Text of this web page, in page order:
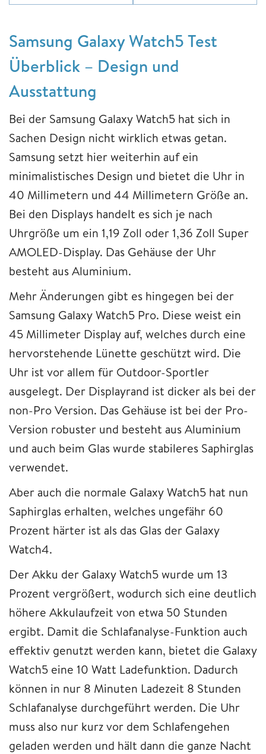
Samsung Galaxy Watch5 Test
Überblick – Design und
Ausstattung
Bei der Samsung Galaxy Watch5 hat sich in
Sachen Design nicht wirklich etwas getan.
Samsung setzt hier weiterhin auf ein
minimalistisches Design und bietet die Uhr in
40 Millimetern und 44 Millimetern Größe an.
Bei den Displays handelt es sich je nach
Uhrgröße um ein 1,19 Zoll oder 1,36 Zoll Super
AMOLED-Display. Das Gehäuse der Uhr
besteht aus Aluminium.
Mehr Änderungen gibt es hingegen bei der
Samsung Galaxy Watch5 Pro. Diese weist ein
45 Millimeter Display auf, welches durch eine
hervorstehende Lünette geschützt wird. Die
Uhr ist vor allem für Outdoor-Sportler
ausgelegt. Der Displayrand ist dicker als bei der
non-Pro Version. Das Gehäuse ist bei der Pro-
Version robuster und besteht aus Aluminium
und auch beim Glas wurde stabileres Saphirglas
verwendet.
Aber auch die normale Galaxy Watch5 hat nun
Saphirglas erhalten, welches ungefähr 60
Prozent härter ist als das Glas der Galaxy
Watch4.
Der Akku der Galaxy Watch5 wurde um 13
Prozent vergrößert, wodurch sich eine deutlich
höhere Akkulaufzeit von etwa 50 Stunden
ergibt. Damit die Schlafanalyse-Funktion auch
effektiv genutzt werden kann, bietet die Galaxy
Watch5 eine 10 Watt Ladefunktion. Dadurch
können in nur 8 Minuten Ladezeit 8 Stunden
Schlafanalyse durchgeführt werden. Die Uhr
muss also nur kurz vor dem Schlafengehen
geladen werden und hält dann die ganze Nacht